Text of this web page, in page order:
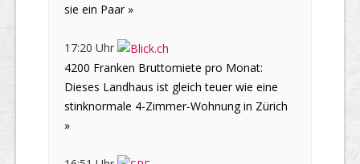
sie ein Paar »
17:20 Uhr
4200 Franken Bruttomiete pro Monat:
Dieses Landhaus ist gleich teuer wie eine
stinknormale 4-Zimmer-Wohnung in Zürich
»